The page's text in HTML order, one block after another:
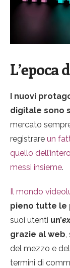
L’epoca
I nuovi
digitale sono
mercato
registrare un
quello
messi insieme.
Il mondo
pieno tutte le
suoi utenti un’
grazie al web,
del mezzo e
termini di